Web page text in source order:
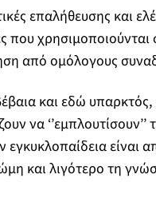
επαλήθευσης και
που
από ομόλογους
και εδώ
να ‘’εμπλουτίσουν’’
εγκυκλοπαίδεια είναι
και λιγότερο τη